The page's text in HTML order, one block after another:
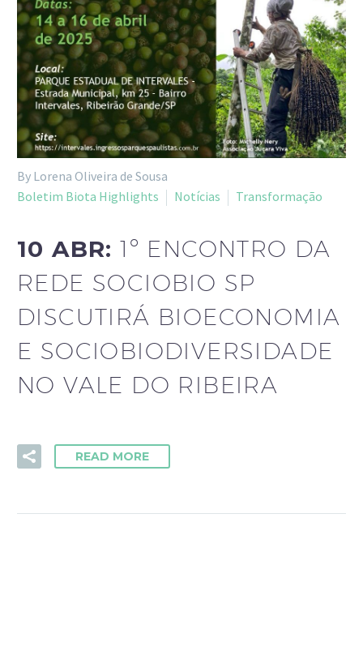
By Lorena Oliveira de Sousa
Boletim Biota Highlights
Notícias Transformação
10 ABR:1º ENCONTRO DA
REDE SOCIOBIO SP
DISCUTIRÁ BIOECONOMIA
E SOCIOBIODIVERSIDADE
NO VALE DO RIBEIRA
READ MORE